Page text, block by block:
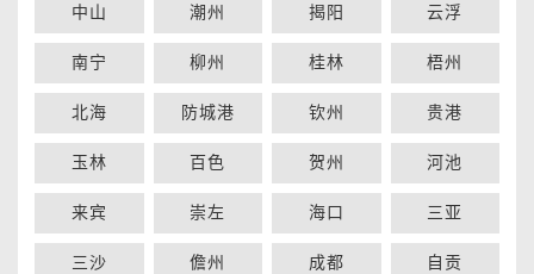
中山 潮州 揭阳 云浮
南宁 柳州 桂林 梧州
北海 防城港 钦州 贵港
玉林 百色 贺州 河池
来宾 崇左 海口 三亚
三沙 儋州 成都 自贡